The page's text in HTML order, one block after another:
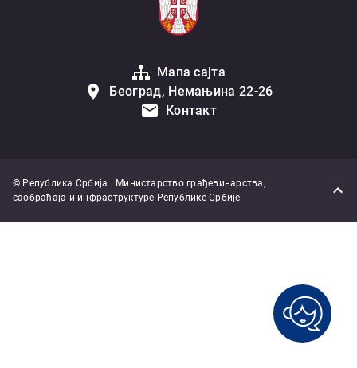
Мапа сајта
Београд, Немањина 22-26
Контакт
© Република Србија | Министарство грађевинарства,
саобраћаја и инфраструктуре Републике Србије